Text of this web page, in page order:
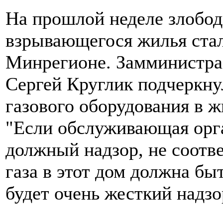
На прошлой неделе
взрывающегося жилья
Минрегионе. Замминистра
Сергей Круглик
газового оборудования в
"Если обслуживающая
должный надзор, не
газа в этот дом должна
будет очень жесткий